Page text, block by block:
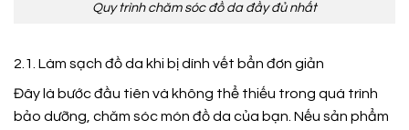
Quy trình chăm sóc đồ da đầy đủ nhất
2.1. Làm sạch đồ da khi bị dính vết bẩn đơn giản
Đây là bước đầu tiên và không thể thiếu trong quá trình
bảo dưỡng, chăm sóc món đồ da của bạn. Nếu sản phẩm